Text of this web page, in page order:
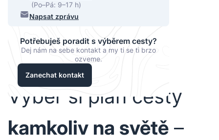
(Po–Pá: 9–17 h)
Napsat zprávu
Potřebuješ poradit s výběrem cesty?
Dej nám na sebe kontakt a my ti se ti brzo
ozveme.
Zanechat kontakt
Vyber si plán cesty
kamkoliv na světě –